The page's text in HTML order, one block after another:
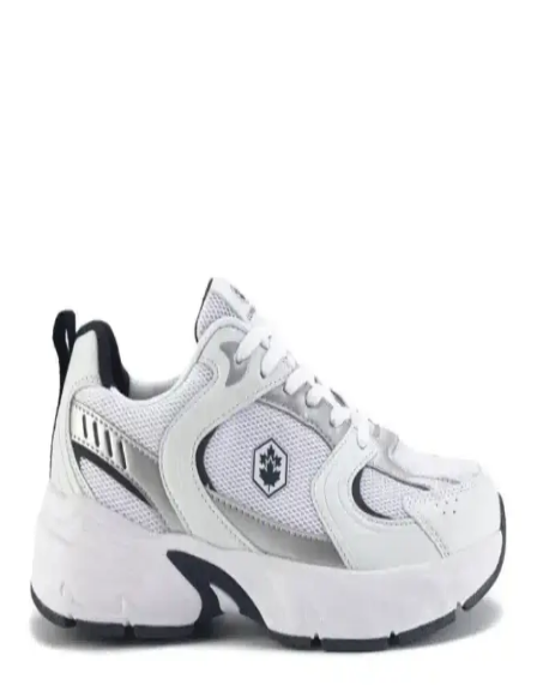
Nike Air Force 1, ikonik tasarımı ve teknolojik özellikleriyle spor ve
günlük yaşamda vazgeçilmez bir tercih. Konfor ve şıklığı bir araya
getirir, farklı tarzlara uyum sağlar.
Nike Team Hustle: Çok Yönlü Spor ve Günlük
Kullanım İçin Modern Ayakkabı Seçenekleri
Nike Team Hustle ayakkabıları, dayanıklılık, şıklık ve konforu bir
arada sunar. Spor ve günlük kullanım için uygun modelleriyle,
hareket özgürlüğü ve tarzı bir arada sağlar.
Genel Markalar Taraklı Siyah Metal Taç ve NEW
HİLL Unisex Metal Taç Karşılaştırması
İki popüler spor tacını detaylı karşılaştırıyoruz: dayanıklılık, tasarım
ve kullanıcı memnuniyetine odaklanın.